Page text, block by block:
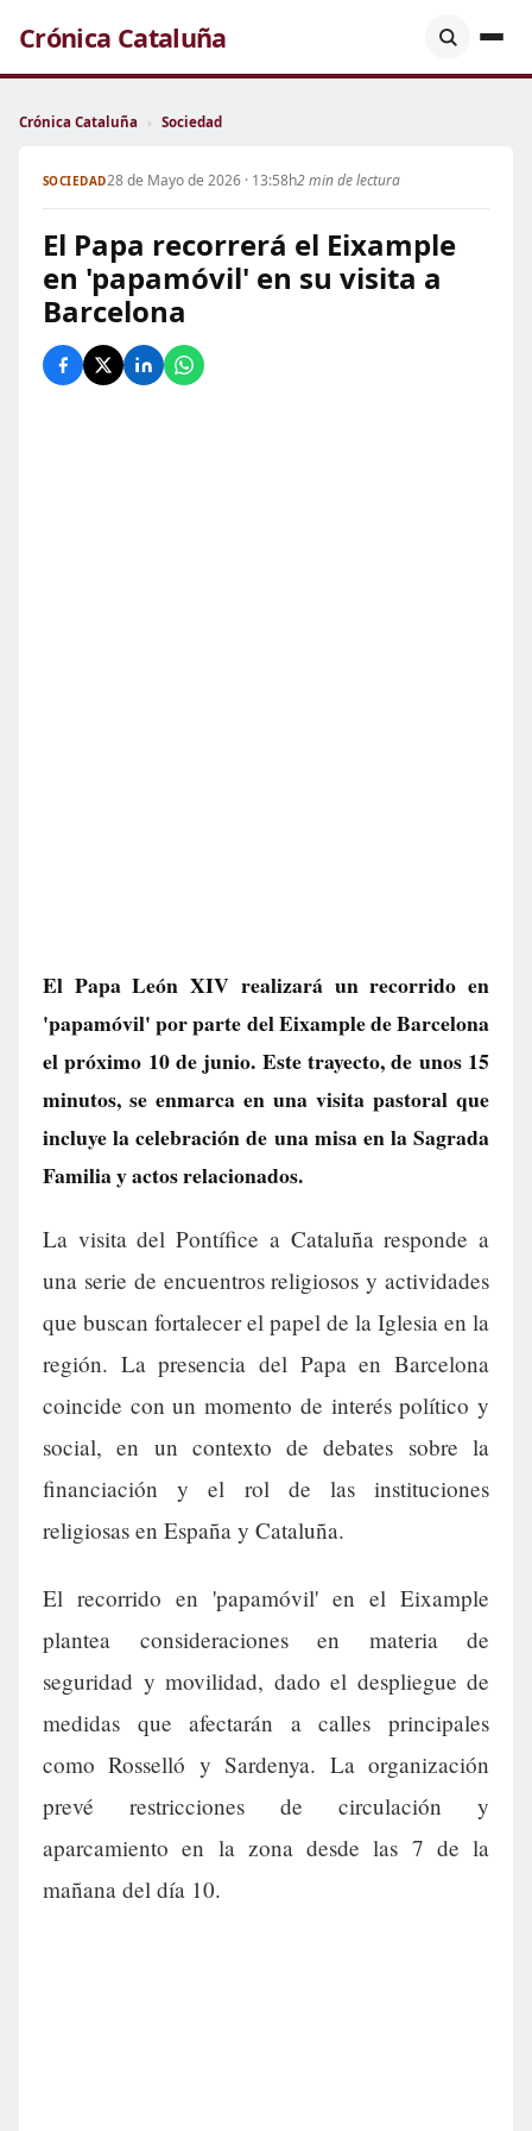
Crónica Cataluña
Crónica Cataluña › Sociedad
SOCIEDAD28 de Mayo de 2026 · 13:58h2 min de lectura
El Papa recorrerá el Eixample
en 'papamóvil' en su visita a
Barcelona
El Papa León XIV realizará un recorrido en
'papamóvil' por parte del Eixample de Barcelona
el próximo 10 de junio. Este trayecto, de unos 15
minutos, se enmarca en una visita pastoral que
incluye la celebración de una misa en la Sagrada
Familia y actos relacionados.
La visita del Pontífice a Cataluña responde a
una serie de encuentros religiosos y actividades
que buscan fortalecer el papel de la Iglesia en la
región. La presencia del Papa en Barcelona
coincide con un momento de interés político y
social, en un contexto de debates sobre la
financiación y el rol de las instituciones
religiosas en España y Cataluña.
El recorrido en 'papamóvil' en el Eixample
plantea consideraciones en materia de
seguridad y movilidad, dado el despliegue de
medidas que afectarán a calles principales
como Rosselló y Sardenya. La organización
prevé restricciones de circulación y
aparcamiento en la zona desde las 7 de la
mañana del día 10.